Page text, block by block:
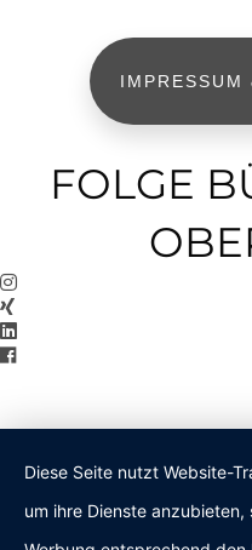
IMPRESSUM
FOLGE
Diese Seite nutzt Website-
um ihre Dienste